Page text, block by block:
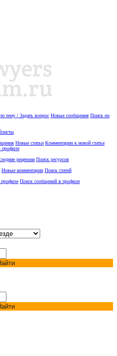
тему / Задать вопрос Новые сообщения Поиск по
Новые статьи Комментарии к новой статье
профиле
рецензии Поиск ресурсов
Новые комментарии Поиск статей
Поиск сообщений в профиле